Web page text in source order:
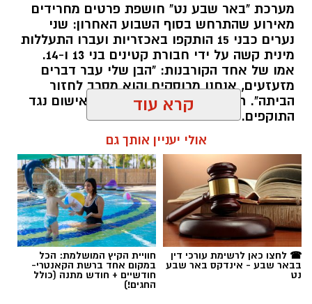
קרדיט: משטרת ישראל
שוטרי המחוז הדרומי ולוחמי המשמר הלאומי של
מג"ב ממשיכים להנחית מכות על תשתיות
הפשיעה בנגב, עם שתי תפיסות משמעותיות
ביממות האחרונות. במסגרת פעילות סמויה
שנערכה על ידי כוחות מג"ב יחד עם שוטרי ימ"ר
דרום, אותר רכב חשוד בצומת בית קמה.
בחיפוש שנערך ברכב, בעזרתה של הכלבה
המשטרתית "איקרה", אותר שלל רב: במכסה
המנוע ובגב המושבים האחוריים הוסלקו לא פחות
מ-1.6 ק"ג של חומר החשוד כסם קשה מסוג
קריסטל. הרכב הוחרם במקום, ושני יושביו, צעירים
מערכת "באר שבע נט" חושפת פרטים מחרידים
מאירוע שהתרחש בסוף השבוע האחרון: שני
נערים כבני 15 הותקפו באכזריות ועברו התעללות
מינית קשה על ידי חבורת קטינים בני 13 ו-14.
אמו של אחד הקורבנות: "הבן שלי עבר דברים
מזעזעים, אנחנו מרוסקים והוא מסרב לחזור
הביתה". תוך ימים ספורים: צפוי כתב אישום נגד
התוקפים.
תגים:משטרה, מעשי סדום, התעללות
קרא עוד
אולי יעניין אותך גם
☎ לחצו כאן לרשימת עורכי דין
בבאר שבע - אינדקס באר שבע
נט
חוויית הקיץ המושלמת: הכל
במקום אחד ברשת הקאנטרי-
חודשיים + חודש מתנה (כולל
החגים!)